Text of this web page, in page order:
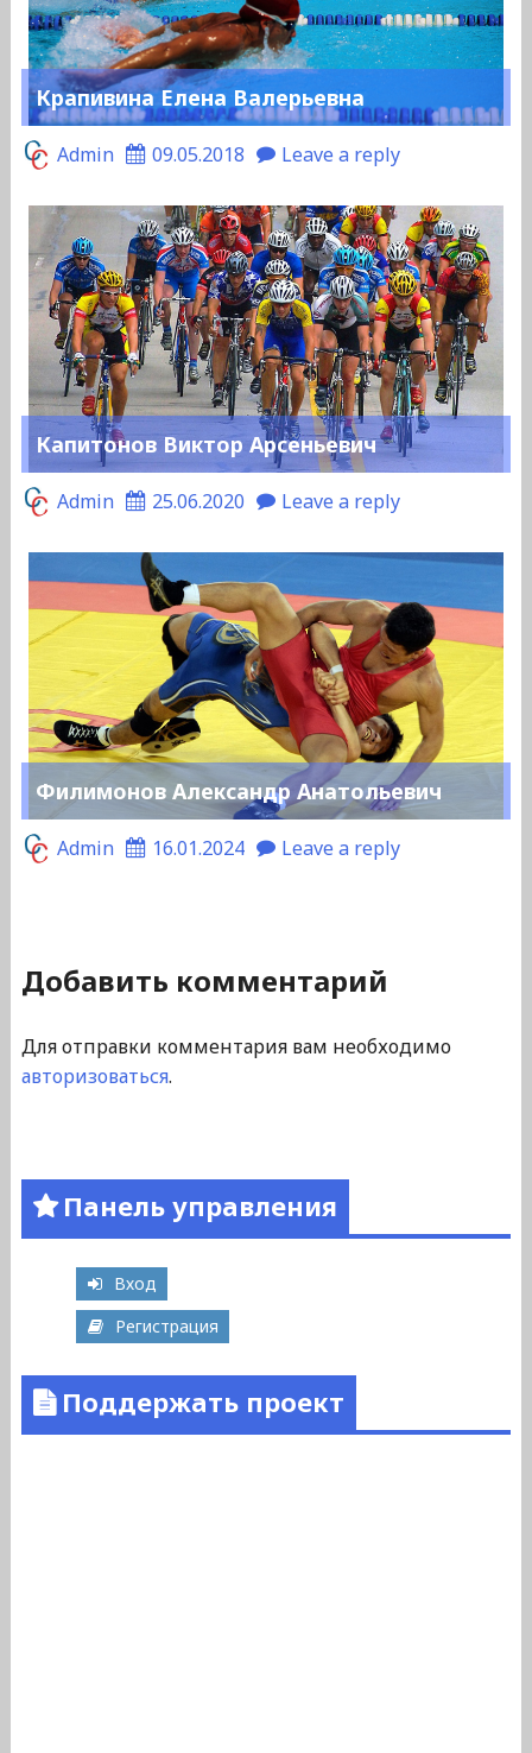
Крапивина Елена Валерьевна
Admin 09.05.2018 Leave a reply
Капитонов Виктор Арсеньевич
Admin 25.06.2020 Leave a reply
Филимонов Александр Анатольевич
Admin 16.01.2024 Leave a reply
Добавить комментарий
Для отправки комментария вам необходимо
авторизоваться.
Панель управления
Вход
Регистрация
Поддержать проект